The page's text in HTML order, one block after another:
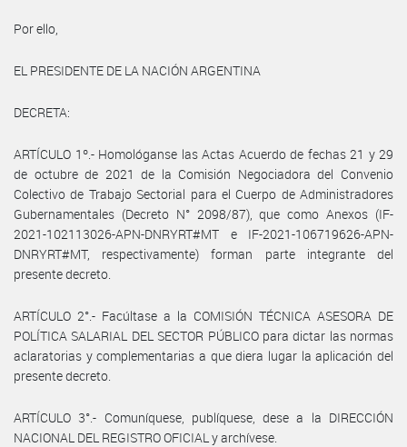
Por ello,
EL PRESIDENTE DE LA NACIÓN ARGENTINA
DECRETA:
ARTÍCULO 1º.- Homológanse las Actas Acuerdo de fechas 21 y 29
de octubre de 2021 de la Comisión Negociadora del Convenio
Colectivo de Trabajo Sectorial para el Cuerpo de Administradores
Gubernamentales (Decreto N° 2098/87), que como Anexos (IF-
2021-102113026-APN-DNRYRT#MT e IF-2021-106719626-APN-
DNRYRT#MT, respectivamente) forman parte integrante del
presente decreto.
ARTÍCULO 2°.- Facúltase a la COMISIÓN TÉCNICA ASESORA DE
POLÍTICA SALARIAL DEL SECTOR PÚBLICO para dictar las normas
aclaratorias y complementarias a que diera lugar la aplicación del
presente decreto.
ARTÍCULO 3°.- Comuníquese, publíquese, dese a la DIRECCIÓN
NACIONAL DEL REGISTRO OFICIAL y archívese.